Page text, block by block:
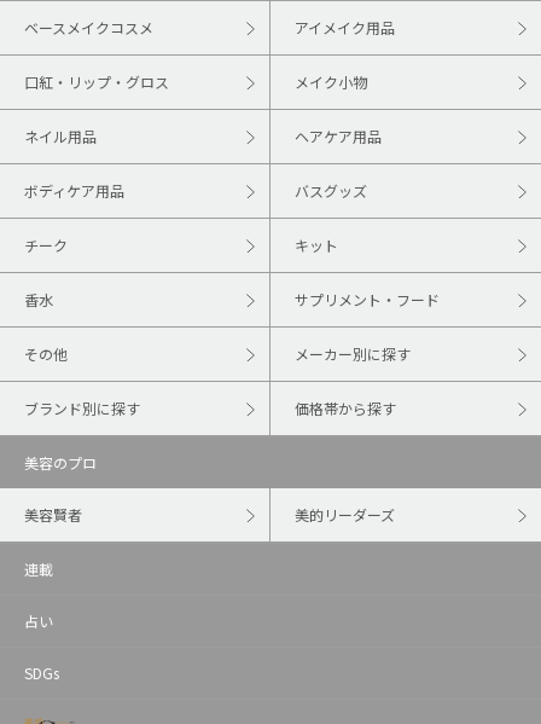
ベースメイクコスメ アイメイク用品
口紅・リップ・グロス メイク小物
ネイル用品 ヘアケア用品
ボディケア用品 バスグッズ
チーク キット
香水 サプリメント・フード
その他 メーカー別に探す
ブランド別に探す 価格帯から探す
美容のプロ
美容賢者 美的リーダーズ
連載
占い
SDGs